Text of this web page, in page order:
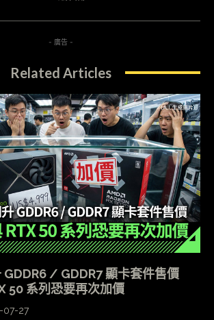
- 廣告 -
Related Articles
GDDR6 / GDDR7 顯卡套件售價
50 系列恐要再次加價
07-27